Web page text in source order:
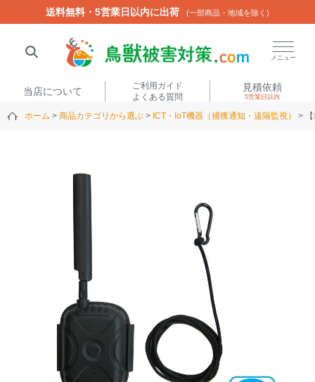
送料無料・5営業日以内に出荷 (一部商品・地域を除く)
メニュー
当店について
ご利用ガイド
よくある質問
見積依頼
5営業日以内
ホーム 商品カテゴリから選ぶ ICT・IoT機器（捕獲通知・遠隔監視）
送料無料・5営業日以内に出荷 (一部商品・地域を除く)
閉じる
TREL4G-R
アニマルセンサー
トレイルカメラ
（セン
サーカメラ）
屋外防犯・監視カメ
箱わな（アライグマ・ハ
クビシン・ネズミ等）
防獣・防鳥ネット
くくり罠
（イノシシ・